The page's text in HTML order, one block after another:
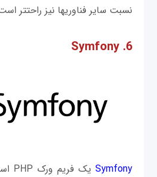
نسبت سایر فناوری‎ها نیز راحت‎تر است.
6. Symfony
Symfony